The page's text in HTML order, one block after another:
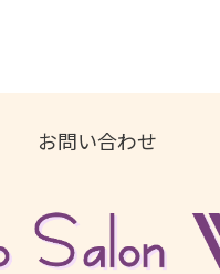
お問い合わせ